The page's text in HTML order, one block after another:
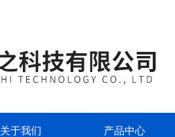
关于我们 产品中心